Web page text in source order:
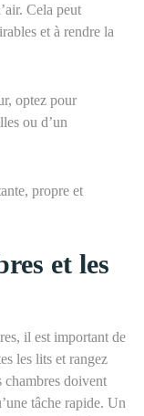
Cela peut
et à rendre la
optez pour
ou d’un
propre et
et les
il est important de
les lits et rangez
chambres doivent
tâche rapide. Un